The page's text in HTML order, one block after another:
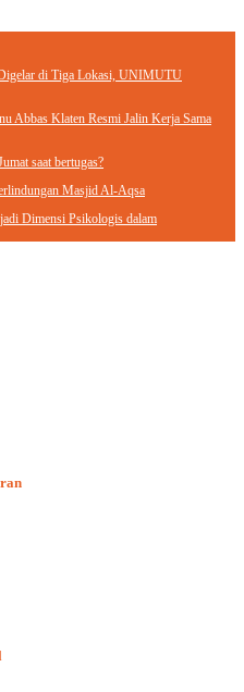
di Tiga Lokasi, UNIMUTU
Abbas Klaten Resmi Jalin Kerja Sama
saat bertugas?
Masjid Al-Aqsa
Dimensi Psikologis dalam